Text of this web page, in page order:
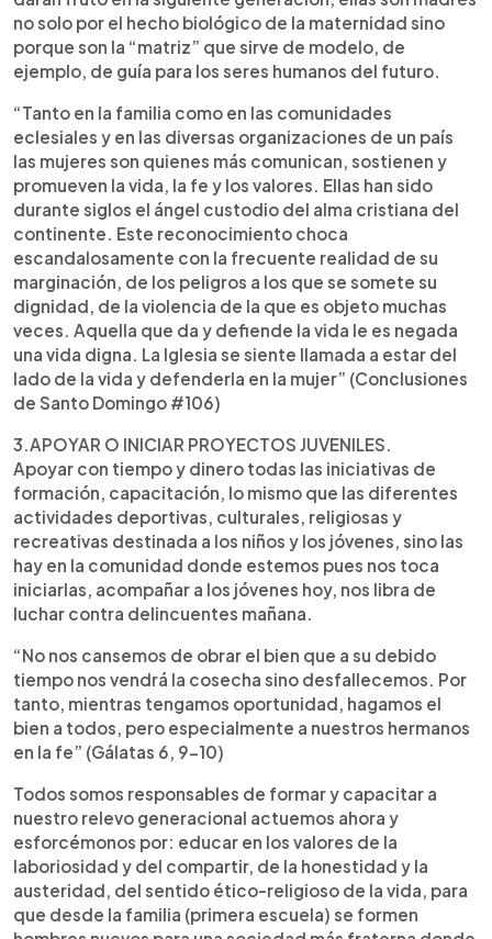
no solo por el hecho biológico de la maternidad sino
porque son la “matriz” que sirve de modelo, de
ejemplo, de guía para los seres humanos del futuro.
“Tanto en la familia como en las comunidades
eclesiales y en las diversas organizaciones de un país
las mujeres son quienes más comunican, sostienen y
promueven la vida, la fe y los valores. Ellas han sido
durante siglos el ángel custodio del alma cristiana del
continente. Este reconocimiento choca
escandalosamente con la frecuente realidad de su
marginación, de los peligros a los que se somete su
dignidad, de la violencia de la que es objeto muchas
veces. Aquella que da y defiende la vida le es negada
una vida digna. La Iglesia se siente llamada a estar del
lado de la vida y defenderla en la mujer” (Conclusiones
de Santo Domingo #106)
3.APOYAR O INICIAR PROYECTOS JUVENILES.
Apoyar con tiempo y dinero todas las iniciativas de
formación, capacitación, lo mismo que las diferentes
actividades deportivas, culturales, religiosas y
recreativas destinada a los niños y los jóvenes, sino las
hay en la comunidad donde estemos pues nos toca
iniciarlas, acompañar a los jóvenes hoy, nos libra de
luchar contra delincuentes mañana.
“No nos cansemos de obrar el bien que a su debido
tiempo nos vendrá la cosecha sino desfallecemos. Por
tanto, mientras tengamos oportunidad, hagamos el
bien a todos, pero especialmente a nuestros hermanos
en la fe” (Gálatas 6, 9-10)
Todos somos responsables de formar y capacitar a
nuestro relevo generacional actuemos ahora y
esforcémonos por: educar en los valores de la
laboriosidad y del compartir, de la honestidad y la
austeridad, del sentido ético-religioso de la vida, para
que desde la familia (primera escuela) se formen